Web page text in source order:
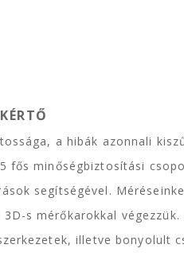
a hibák azonnali
fős minőségbiztosítási
segítségével.
s mérőkarokkal végezzük.
illetve bonyolult